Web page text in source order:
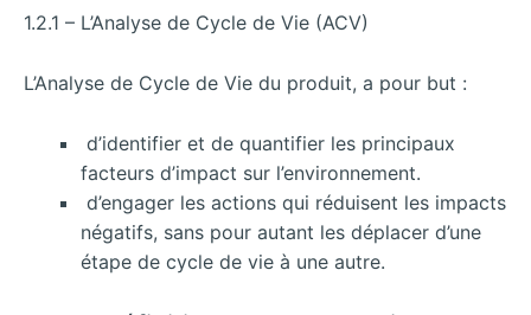
1.2.1 – L’Analyse de Cycle de Vie (ACV)
L’Analyse de Cycle de Vie du produit, a pour but :
d’identifier et de quantifier les principaux
facteurs d’impact sur l’environnement.
d’engager les actions qui réduisent les impacts
négatifs, sans pour autant les déplacer d’une
étape de cycle de vie à une autre.